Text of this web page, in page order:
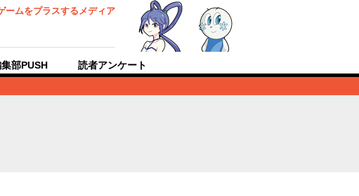
ームをプラスするメディア
部PUSH 読者アンケート